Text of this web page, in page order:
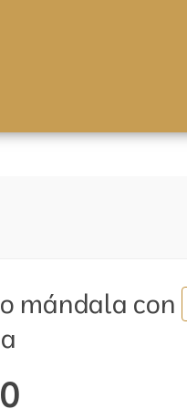
Either product or
mándala con